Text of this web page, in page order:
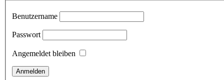
Benutzername
Passwort
Angemeldet bleiben